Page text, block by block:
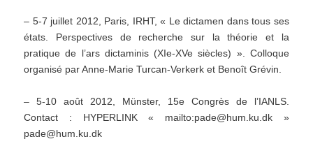
– 5-7 juillet 2012, Paris, IRHT, « Le dictamen dans tous ses
états. Perspectives de recherche sur la théorie et la
pratique de l’ars dictaminis (XIe-XVe siècles) ». Colloque
organisé par Anne-Marie Turcan-Verkerk et Benoît Grévin.
– 5-10 août 2012, Münster, 15e Congrès de l’IANLS.
Contact : HYPERLINK « mailto:pade@hum.ku.dk »
pade@hum.ku.dk